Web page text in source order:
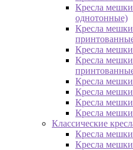
Кресла
однотонные)
Кресла
Кресла
Кресла
Кресла
Кресла
Кресла
Кресла
Классические
Кресла
Кресла